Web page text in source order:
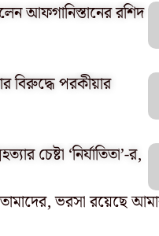
আফগানিস্তানের রশিদ
বিরুদ্ধে পরকীয়ার
চেষ্টা ‘নির্যাতিতা’-র,
ভরসা রয়েছে